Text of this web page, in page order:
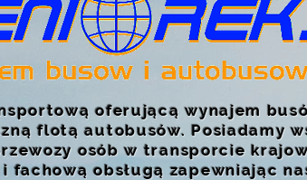
oferującą wynajem
flotą autobusów. Posiadamy
osób w transporcie
fachową obsługą zapewniając